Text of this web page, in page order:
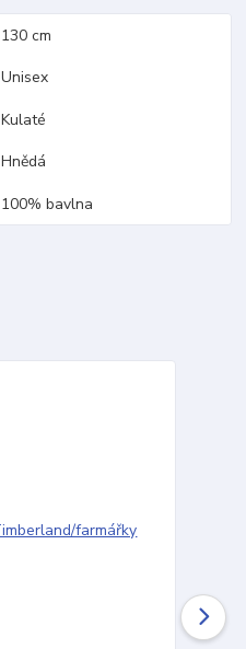
130 cm
Unisex
Kulaté
Hnědá
100% bavlna